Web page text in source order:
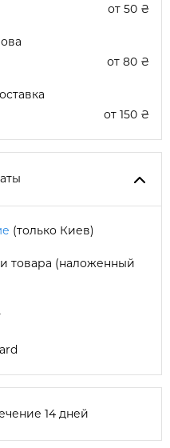
от 50 ₴
от 80 ₴
от 150 ₴
(только Киев)
товара (наложенный
14 дней